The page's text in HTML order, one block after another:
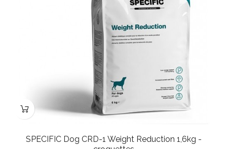
SPECIFIC Dog CRD-1 Weight Reduction 1,6kg -